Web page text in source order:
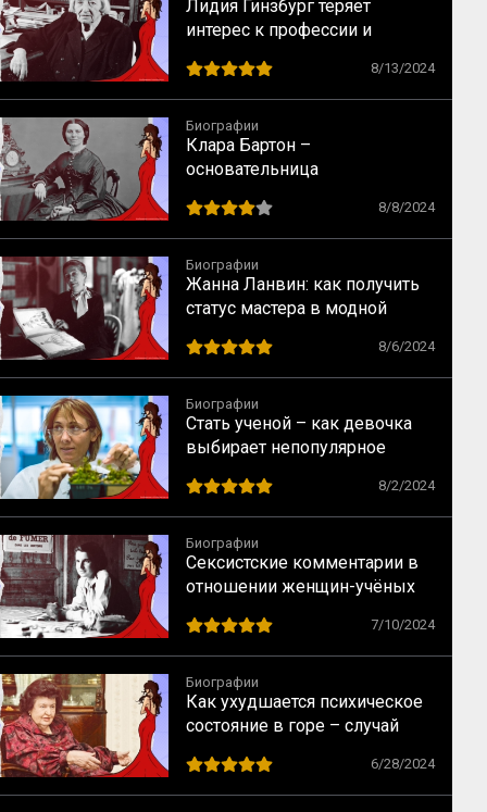
Лидия Гинзбург теряет
интерес к профессии и
8/13/2024
Биографии
Клара Бартон –
основательница
Креста
8/8/2024
Биографии
Жанна Ланвин: как получить
статус мастера в модной
8/6/2024
Биографии
Стать ученой – как девочка
выбирает непопулярное
8/2/2024
Биографии
Сексистские комментарии в
отношении женщин-учёных
7/10/2024
Биографии
Как ухудшается психическое
состояние в горе – случай
6/28/2024